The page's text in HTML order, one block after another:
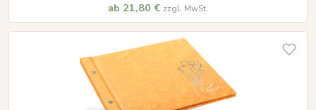
ab 21,80 € zzgl. MwSt.